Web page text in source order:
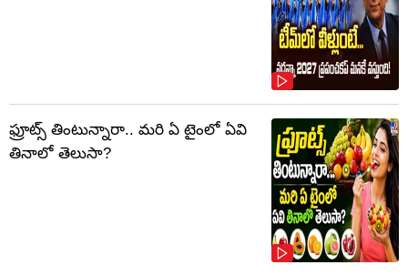
ఫ్రూట్స్‌ తింటున్నారా.. మరి ఏ టైంలో ఏవి
తినాలో తెలుసా?